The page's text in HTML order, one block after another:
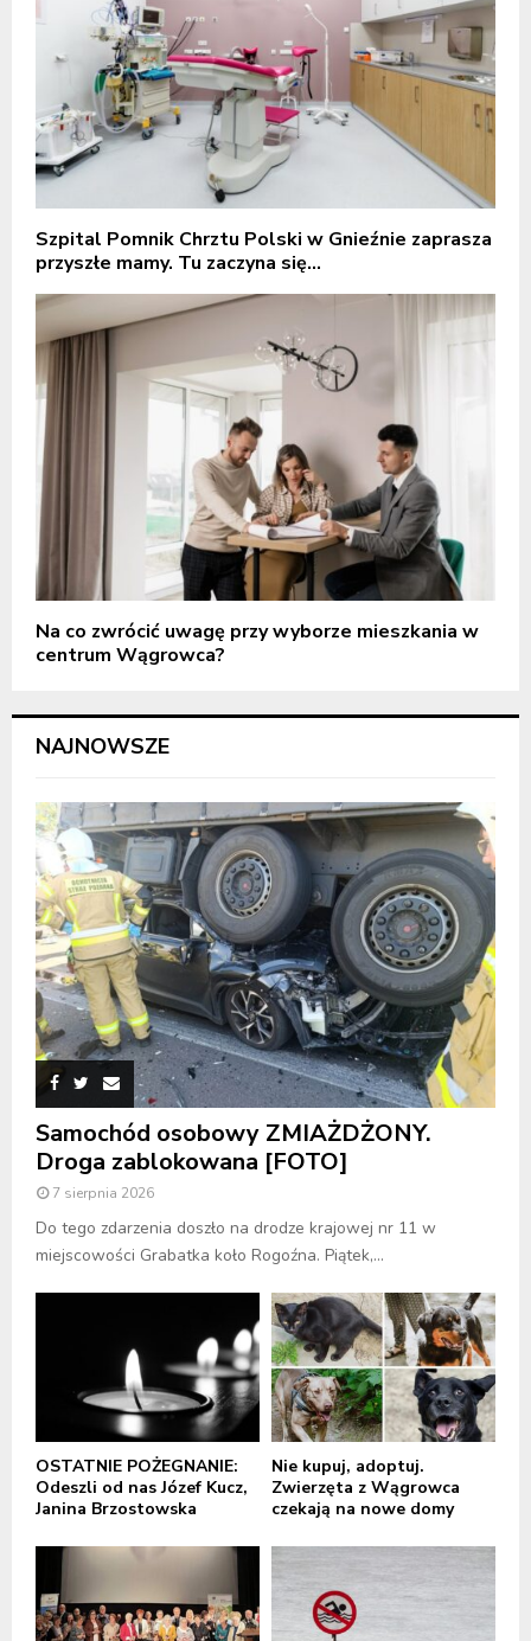
Szpital Pomnik Chrztu Polski w Gnieźnie zaprasza
przyszłe mamy. Tu zaczyna się...
Na co zwrócić uwagę przy wyborze mieszkania w
centrum Wągrowca?
NAJNOWSZE
Samochód osobowy ZMIAŻDŻONY.
Droga zablokowana [FOTO]
7 sierpnia 2026
Do tego zdarzenia doszło na drodze krajowej nr 11 w
miejscowości Grabatka koło Rogoźna. Piątek,...
OSTATNIE POŻEGNANIE:
Odeszli od nas Józef Kucz,
Janina Brzostowska
Nie kupuj, adoptuj.
Zwierzęta z Wągrowca
czekają na nowe domy